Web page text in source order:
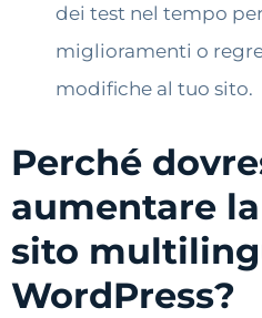
dei test nel tempo
miglioramenti o
modifiche al tuo sito.
Perché
aumentare
sito
WordPress?